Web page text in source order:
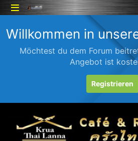
Willkommen in
Möchtest du dem Forum
Angebot ist
Registrieren